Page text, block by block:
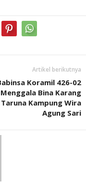
Artikel berikutnya
Koramil 426-02
Menggala Bina Karang
Taruna Kampung Wira
Agung Sari